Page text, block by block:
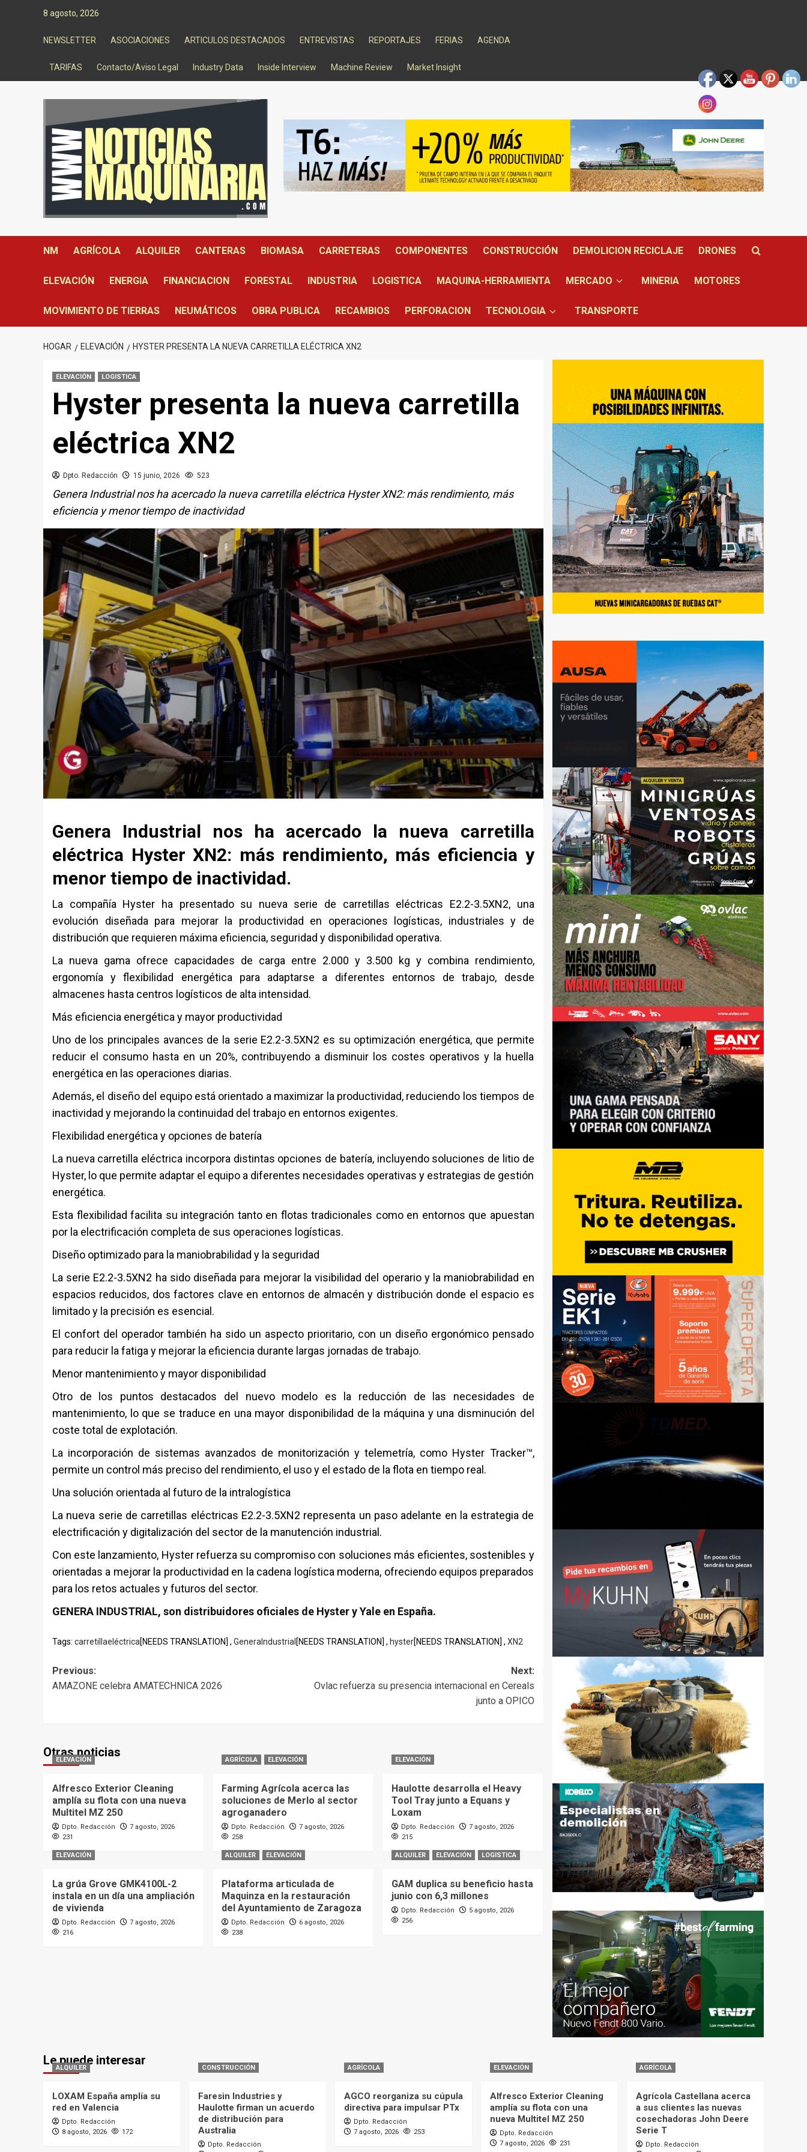
8 agosto, 2026
NEWSLETTER ASOCIACIONES ARTICULOS DESTACADOS ENTREVISTAS REPORTAJES FERIAS AGENDA
TARIFAS Contacto/Aviso Legal Industry Data Inside Interview Machine Review Market Insight
NM AGRÍCOLA ALQUILER CANTERAS BIOMASA CARRETERAS COMPONENTES CONSTRUCCIÓN DEMOLICION RECICLAJE DRONES
ELEVACIÓN ENERGIA FINANCIACION FORESTAL INDUSTRIA LOGISTICA MAQUINA-HERRAMIENTA MERCADO MINERIA MOTORES
MOVIMIENTO DE TIERRAS NEUMÁTICOS OBRA PUBLICA RECAMBIOS PERFORACION TECNOLOGIA TRANSPORTE
HOGAR ELEVACIÓN HYSTER PRESENTA LA NUEVA CARRETILLA ELÉCTRICA XN2
ELEVACIÓN LOGISTICA
Hyster presenta la nueva carretilla
eléctrica XN2
Dpto. Redacción 15 junio, 2026 523
Genera Industrial nos ha acercado la nueva carretilla eléctrica Hyster XN2: más rendimiento, más
eficiencia y menor tiempo de inactividad
Genera Industrial nos ha acercado la nueva carretilla
eléctrica Hyster XN2: más rendimiento, más eficiencia y
menor tiempo de inactividad.
La compañía Hyster ha presentado su nueva serie de carretillas eléctricas E2.2-3.5XN2, una
evolución diseñada para mejorar la productividad en operaciones logísticas, industriales y de
distribución que requieren máxima eficiencia, seguridad y disponibilidad operativa.
La nueva gama ofrece capacidades de carga entre 2.000 y 3.500 kg y combina rendimiento,
ergonomía y flexibilidad energética para adaptarse a diferentes entornos de trabajo, desde
almacenes hasta centros logísticos de alta intensidad.
Más eficiencia energética y mayor productividad
Uno de los principales avances de la serie E2.2-3.5XN2 es su optimización energética, que permite
reducir el consumo hasta en un 20%, contribuyendo a disminuir los costes operativos y la huella
energética en las operaciones diarias.
Además, el diseño del equipo está orientado a maximizar la productividad, reduciendo los tiempos de
inactividad y mejorando la continuidad del trabajo en entornos exigentes.
Flexibilidad energética y opciones de batería
La nueva carretilla eléctrica incorpora distintas opciones de batería, incluyendo soluciones de litio de
Hyster, lo que permite adaptar el equipo a diferentes necesidades operativas y estrategias de gestión
energética.
Esta flexibilidad facilita su integración tanto en flotas tradicionales como en entornos que apuestan
por la electrificación completa de sus operaciones logísticas.
Diseño optimizado para la maniobrabilidad y la seguridad
La serie E2.2-3.5XN2 ha sido diseñada para mejorar la visibilidad del operario y la maniobrabilidad en
espacios reducidos, dos factores clave en entornos de almacén y distribución donde el espacio es
limitado y la precisión es esencial.
El confort del operador también ha sido un aspecto prioritario, con un diseño ergonómico pensado
para reducir la fatiga y mejorar la eficiencia durante largas jornadas de trabajo.
Menor mantenimiento y mayor disponibilidad
Otro de los puntos destacados del nuevo modelo es la reducción de las necesidades de
mantenimiento, lo que se traduce en una mayor disponibilidad de la máquina y una disminución del
coste total de explotación.
La incorporación de sistemas avanzados de monitorización y telemetría, como Hyster Tracker™,
permite un control más preciso del rendimiento, el uso y el estado de la flota en tiempo real.
Una solución orientada al futuro de la intralogística
La nueva serie de carretillas eléctricas E2.2-3.5XN2 representa un paso adelante en la estrategia de
electrificación y digitalización del sector de la manutención industrial.
Con este lanzamiento, Hysterrefuerza su compromiso con soluciones más eficientes, sostenibles y
orientadas a mejorar la productividad en la cadena logística moderna, ofreciendo equipos preparados
para los retos actuales y futuros del sector.
GENERA INDUSTRIAL, son distribuidores oficiales de Hyster y Yale en España.
Tags: carretillaeléctrica[NEEDS TRANSLATION] , GeneraIndustrial [NEEDS TRANSLATION] , hyster[NEEDS TRANSLATION] , XN2
Post
Previous:
AMAZONE celebra AMATECHNICA 2026
Next:
Ovlac refuerza su presencia internacional en Cereals
junto a OPICO
Otras noticias
ELEVACIÓN
Alfresco Exterior Cleaning
amplía su flota con una nueva
Multitel MZ 250
Dpto. Redacción
7 agosto, 2026
231
AGRÍCOLA ELEVACIÓN
Farming Agrícola acerca las
soluciones de Merlo al sector
agroganadero
Dpto. Redacción
7 agosto, 2026
258
ELEVACIÓN
Haulotte desarrolla el Heavy
Tool Tray junto a Equans y
Loxam
Dpto. Redacción
7 agosto, 2026
215
ELEVACIÓN
La grúa Grove GMK4100L-2
instala en un día una ampliación
de vivienda
Dpto. Redacción
7 agosto, 2026
216
ALQUILER ELEVACIÓN
Plataforma articulada de
Maquinza en la restauración
del Ayuntamiento de Zaragoza
Dpto. Redacción
6 agosto, 2026
238
ALQUILER ELEVACIÓN LOGISTICA
GAM duplica su beneficio hasta
junio con 6,3 millones
Dpto. Redacción
5 agosto, 2026
256
Le puede interesar
ALQUILER
LOXAM España amplía su
red en Valencia
Dpto. Redacción
8 agosto, 2026
172
CONSTRUCCIÓN
Faresin Industries y
Haulotte firman un acuerdo
de distribución para
Australia
Dpto. Redacción
AGRÍCOLA
AGCO reorganiza su cúpula
directiva para impulsar PTx
Dpto. Redacción
7 agosto, 2026
253
ELEVACIÓN
Alfresco Exterior Cleaning
amplía su flota con una
nueva Multitel MZ 250
Dpto. Redacción
7 agosto, 2026
231
AGRÍCOLA
Agrícola Castellana acerca
a sus clientes las nuevas
cosechadoras John Deere
Serie T
Dpto. Redacción